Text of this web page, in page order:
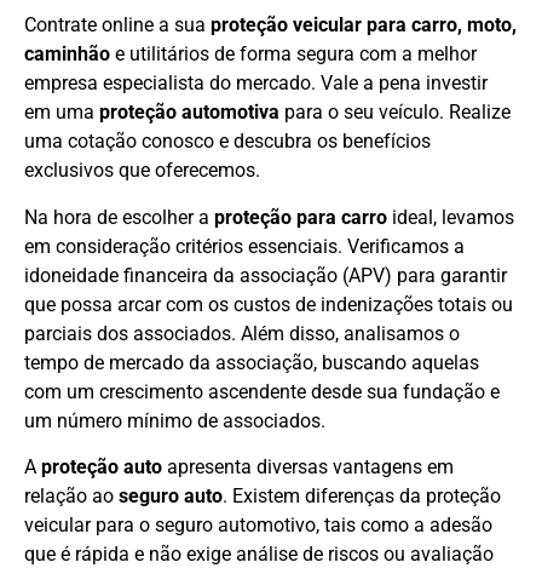
Contrate online a sua proteção veicular para carro, moto,
caminhão e utilitários de forma segura com a melhor
empresa especialista do mercado. Vale a pena investir
em uma proteção automotiva para o seu veículo. Realize
uma cotação conosco e descubra os benefícios
exclusivos que oferecemos.
Na hora de escolher a proteção para carro ideal, levamos
em consideração critérios essenciais. Verificamos a
idoneidade financeira da associação (APV) para garantir
que possa arcar com os custos de indenizações totais ou
parciais dos associados. Além disso, analisamos o
tempo de mercado da associação, buscando aquelas
com um crescimento ascendente desde sua fundação e
um número mínimo de associados.
A proteção auto apresenta diversas vantagens em
relação ao seguro auto. Existem diferenças da proteção
veicular para o seguro automotivo, tais como a adesão
que é rápida e não exige análise de riscos ou avaliação